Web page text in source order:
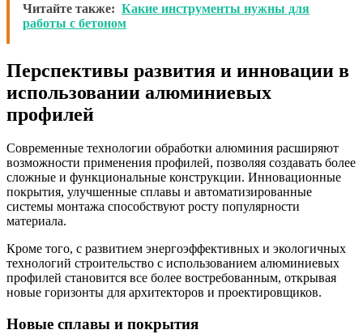
Читайте также: Какие инструменты нужны для
работы с бетоном
Перспективы развития и инновации в
использовании алюминиевых
профилей
Современные технологии обработки алюминия расширяют
возможности применения профилей, позволяя создавать более
сложные и функциональные конструкции. Инновационные
покрытия, улучшенные сплавы и автоматизированные
системы монтажа способствуют росту популярности
материала.
Кроме того, с развитием энергоэффективных и экологичных
технологий строительство с использованием алюминиевых
профилей становится все более востребованным, открывая
новые горизонты для архитекторов и проектировщиков.
Новые сплавы и покрытия